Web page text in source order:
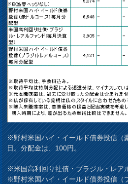
※野村米国ハイ・イールド債券投信（
日。分配金は、100円。
※米国高利回り社債・ブラジル・レア
※野村米国ハイ・イールド債券投信（